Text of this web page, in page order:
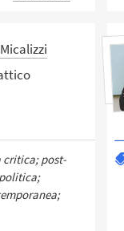
critica; post-